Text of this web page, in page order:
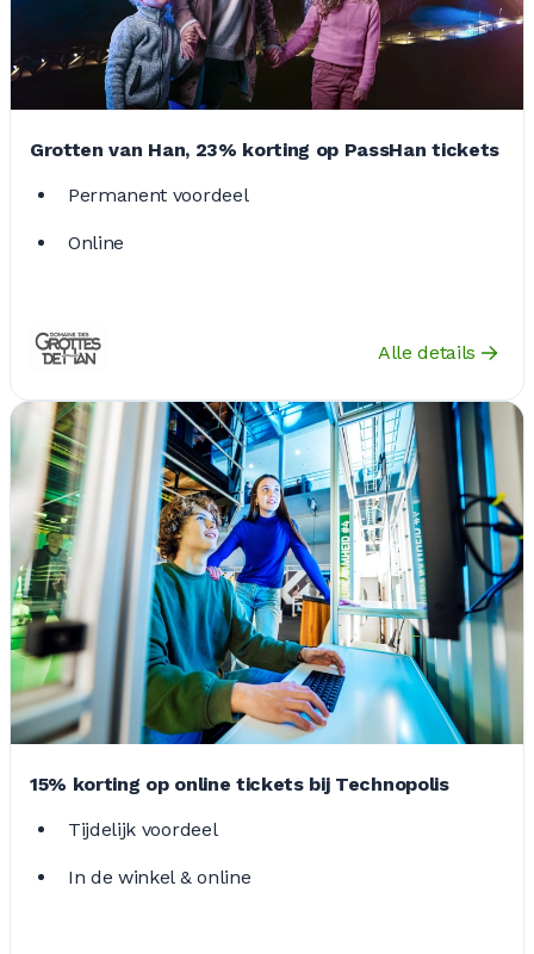
Grotten van Han, 23% korting op PassHan tickets
Permanent voordeel
Online
Alle details
15% korting op online tickets bij Technopolis
Tijdelijk voordeel
In de winkel & online